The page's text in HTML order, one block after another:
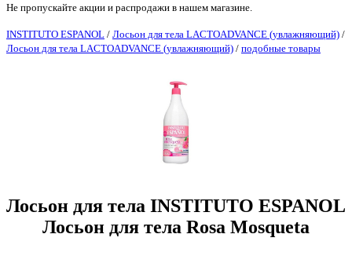
Не пропускайте акции и распродажи в нашем магазине.
INSTITUTO ESPANOL / Лосьон для тела LACTOADVANCE (увлажняющий) /
Лосьон для тела LACTOADVANCE (увлажняющий) / подобные товары
Лосьон для тела INSTITUTO ESPANOL
Лосьон для тела Rosa Mosqueta